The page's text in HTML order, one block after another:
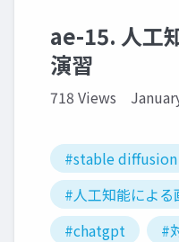
ae-15. 人工
演習
718 Views
#stable diffusion
#人工知能による
#chatgpt
#